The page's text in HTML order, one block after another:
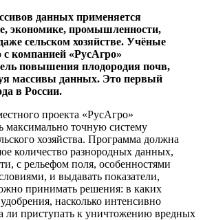
данных применяется
экономике, промышленности,
сельском хозяйстве. Учёные
с компанией «РусАгро»
повышения плодородия почв,
массивы данных. Это первый
в России.
проекта «РусАгро»
максимально точную систему
хозяйства. Программа должна
количество разнородных данных,
с рельефом поля, особенностями
и выдавать показатели,
принимать решения: в каких
насколько интенсивно
ли приступать к уничтожению вредных